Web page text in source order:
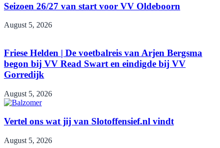
Seizoen 26/27 van start voor VV Oldeboorn
August 5, 2026
Friese Helden | De voetbalreis van Arjen Bergsma
begon bij VV Read Swart en eindigde bij VV
Gorredijk
August 5, 2026
Vertel ons wat jij van Slotoffensief.nl vindt
August 5, 2026